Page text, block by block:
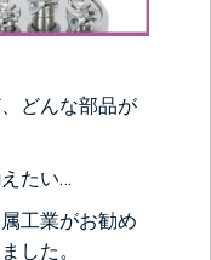
どんな部品が
たい…
工業がお勧め
した。